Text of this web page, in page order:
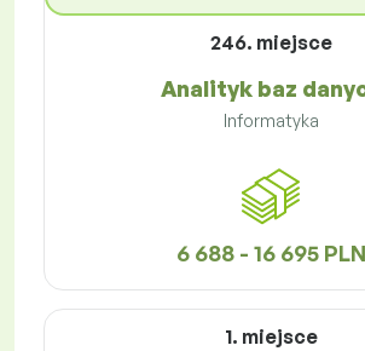
246. miejsce
Analityk baz
Informatyka
6 688 - 16 695 PLN
1. miejsce